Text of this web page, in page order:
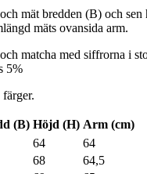
mät bredden (B) och
mäts ovansida arm.
matcha med siffrorna i
5%
(B) Höjd (H) Arm (cm)
64
64
68
64,5